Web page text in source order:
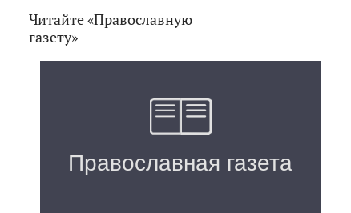
Читайте «Православную
газету»